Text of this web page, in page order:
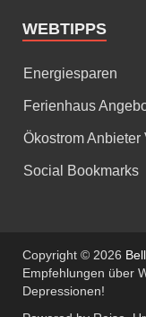
WEBTIPPS
Energiesparen
Ferienhaus
Ökostrom Anbieter
Social Bookmarks
Copyright © 2026
Empfehlungen über
Depressionen!